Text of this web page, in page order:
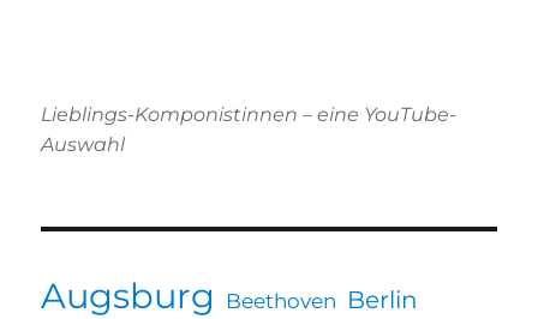
Lieblings-Komponistinnen – eine YouTube-
Auswahl
Augsburg Beethoven Berlin